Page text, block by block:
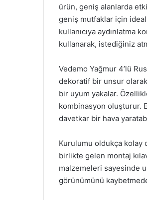
ürün, geniş alanlarda
geniş mutfaklar için ideal
kullanıcıya aydınlatma
kullanarak, istediğiniz
Vedemo Yağmur 4’lü
dekoratif bir unsur
bir uyum yakalar.
kombinasyon oluşturur.
davetkar bir hava
Kurulumu oldukça kolay
birlikte gelen montaj
malzemeleri sayesinde
görünümünü